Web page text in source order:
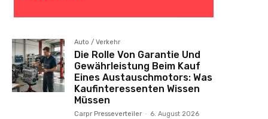
Auto / Verkehr
Die Rolle Von Garantie Und
Gewährleistung Beim Kauf
Eines Austauschmotors: Was
Kaufinteressenten Wissen
Müssen
Carpr Presseverteiler - 6. August 2026